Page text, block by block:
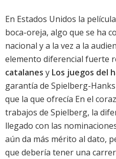
En Estados Unidos la
boca-oreja, algo que se ha
nacional y a la vez a la
elemento diferencial fuerte
catalanes y Los juegos del
garantía de Spielberg-
que la que ofrecía En el
trabajos de Spielberg, la
llegado con las
aún da más mérito al dato,
que debería tener una